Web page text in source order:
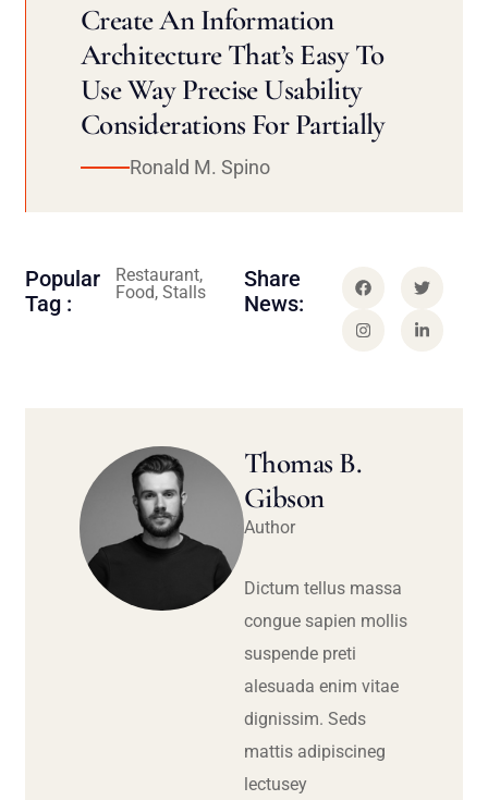
Create An Information
Architecture That’s Easy To
Use Way Precise Usability
Considerations For Partially
Ronald M. Spino
Popular
Tag :
Restaurant,
Food, Stalls
Share
News:
Thomas B.
Gibson
Author
Dictum tellus massa
congue sapien mollis
suspende preti
alesuada enim vitae
dignissim. Seds
mattis adipiscineg
lectusey